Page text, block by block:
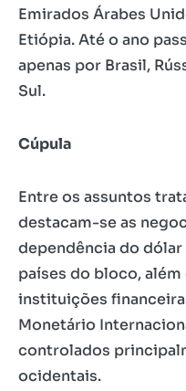
Emirados Árabes
Etiópia. Até o ano
apenas por Brasil,
Sul.
Cúpula
Entre os assuntos
destacam-se as
dependência do
países do bloco,
instituições
Monetário
controlados
ocidentais.